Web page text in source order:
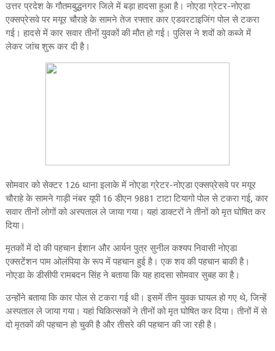
उत्तर प्रदेश के गौतमबुद्धनगर जिले में बड़ा हादसा हुआ है। नोएडा ग्रेटर-नोएडा
एक्सप्रेसवे पर मयूर चौराहे के सामने तेज रफ्तार कार एडवरटाइजिंग पोल से टकरा
गई। हादसे में कार सवार तीनों युवकों की मौत हो गई। पुलिस ने शवों को कब्जे में
लेकर जांच शुरू कर दी है।
सोमवार को सेक्टर 126 थाना इलाके में नोएडा ग्रेटर-नोएडा एक्सप्रेसवे पर मयूर
चौराहे के सामने गाड़ी नंबर यूपी 16 डीएन 9881 टाटा टियागो पोल से टकरा गई, कार
सवार तीनों लोगों को अस्पताल ले जाया गया। यहां डाक्टरों ने तीनों को मृत घोषित कर
दिया।
मृतकों में दो की पहचान ईशान और आर्यन पुत्र सुनील कश्यप निवासी नोएडा
एक्सटेंशन पाम ओलंपिया के रूप में पहचान हुई है। एक शव की पहचान बाकी है।
नोएडा के डीसीपी रामबदन सिंह ने बताया कि यह हादसा सोमवार सुबह का है।
उन्होंने बताया कि कार पोल से टकरा गई थी। इसमें तीन युवक घायल हो गए थे, जिन्हें
अस्पताल ले जाया गया। यहां चिकित्सकों ने तीनों को मृत घोषित कर दिया। तीनों में से
दो मृतकों की पहचान हो चुकी है और तीसरे की पहचान की जा रही है।